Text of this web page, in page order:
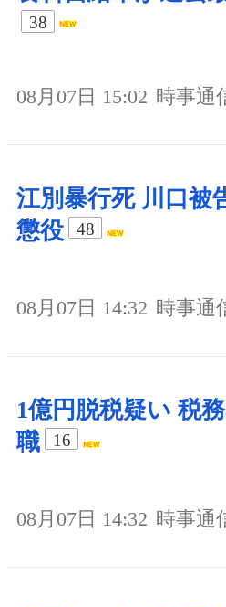
38
08月07日 15:02 時事通
江別暴行死 川口被
懲役
48
08月07日 14:32 時事通
1億円脱税疑い 税
職
16
08月07日 14:32 時事通